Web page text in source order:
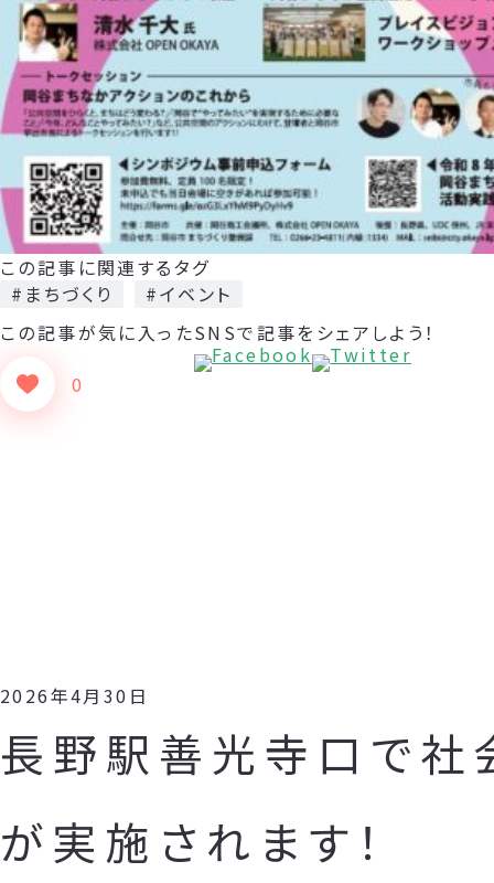
この記事に関連するタグ
#まちづくり
#イベント
この記事が気に入った
0
SNSで記事をシェアしよう！
2026年4月30日
長野駅善光寺口で社
が実施されます！